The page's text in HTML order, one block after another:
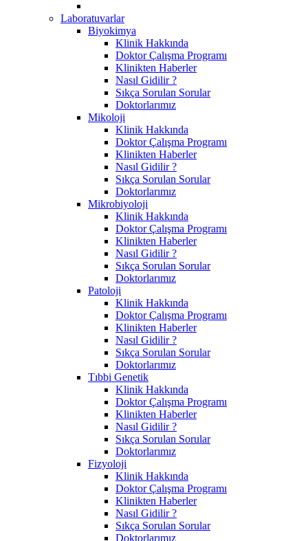
Laboratuvarlar
Biyokimya
Klinik Hakkında
Doktor Çalışma Programı
Klinikten Haberler
Nasıl Gidilir ?
Sıkça Sorulan Sorular
Doktorlarımız
Mikoloji
Klinik Hakkında
Doktor Çalışma Programı
Klinikten Haberler
Nasıl Gidilir ?
Sıkça Sorulan Sorular
Doktorlarımız
Mikrobiyoloji
Klinik Hakkında
Doktor Çalışma Programı
Klinikten Haberler
Nasıl Gidilir ?
Sıkça Sorulan Sorular
Doktorlarımız
Patoloji
Klinik Hakkında
Doktor Çalışma Programı
Klinikten Haberler
Nasıl Gidilir ?
Sıkça Sorulan Sorular
Doktorlarımız
Tıbbi Genetik
Klinik Hakkında
Doktor Çalışma Programı
Klinikten Haberler
Nasıl Gidilir ?
Sıkça Sorulan Sorular
Doktorlarımız
Fizyoloji
Klinik Hakkında
Doktor Çalışma Programı
Klinikten Haberler
Nasıl Gidilir ?
Sıkça Sorulan Sorular
Doktorlarımız